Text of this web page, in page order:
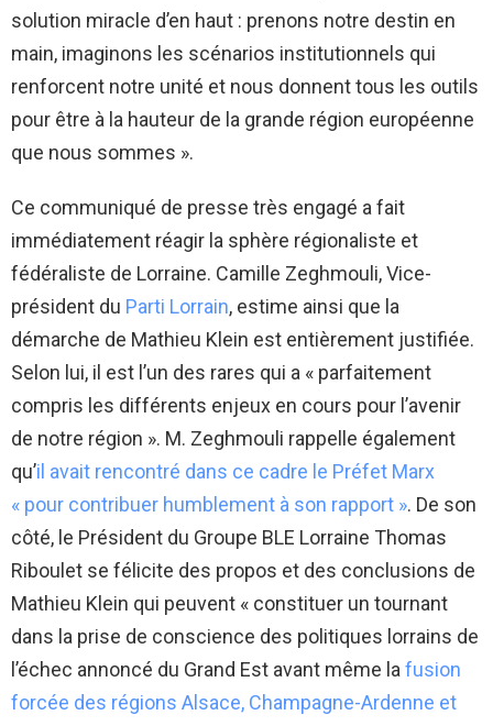
solution miracle d’en haut : prenons notre destin en
main, imaginons les scénarios institutionnels qui
renforcent notre unité et nous donnent tous les outils
pour être à la hauteur de la grande région européenne
que nous sommes ».
Ce communiqué de presse très engagé a fait
immédiatement réagir la sphère régionaliste et
fédéraliste de Lorraine. Camille Zeghmouli, Vice-
président du Parti Lorrain, estime ainsi que la
démarche de Mathieu Klein est entièrement justifiée.
Selon lui, il est l’un des rares qui a « parfaitement
compris les différents enjeux en cours pour l’avenir
de notre région ». M. Zeghmouli rappelle également
qu’il avait rencontré dans ce cadre le Préfet Marx
« pour contribuer humblement à son rapport ». De son
côté, le Président du Groupe BLE Lorraine Thomas
Riboulet se félicite des propos et des conclusions de
Mathieu Klein qui peuvent « constituer un tournant
dans la prise de conscience des politiques lorrains de
l’échec annoncé du Grand Est avant même la fusion
forcée des régions Alsace, Champagne-Ardenne et